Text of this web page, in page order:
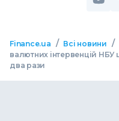
Finance.ua / Всі новини /
валютних інтервенцій НБУ
два рази